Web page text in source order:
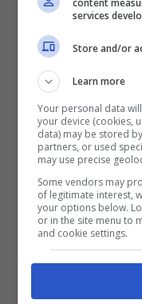
Tornano I Ragazzi
(Foto Mediaset
La serie, che ha
schermo
raccontava le
gruppo di
di stretta
senza filtri. Ma
principali attori
Alcuni hanno
content
services
Store and/or
Learn more
Your personal data
your device (cookies,
data) may be stored
partners, or used
may use precise
Some vendors may
of legitimate interest,
your options below.
or in the site menu to
and cookie settings.